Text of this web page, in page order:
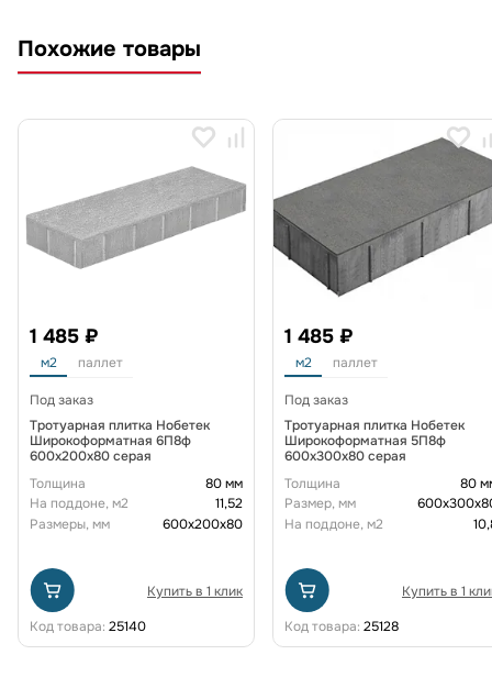
Похожие товары
1 485 ₽
м2 паллет
Под заказ
Тротуарная плитка Нобетек
Широкоформатная 6П8ф
600x200x80 серая
Толщина
80 мм
На поддоне, м2
11,52
Размеры, мм
600х200х80
Купить в 1 клик
Код товара: 25140
1 485 ₽
м2 паллет
Под заказ
Тротуарная плитка Нобетек
Широкоформатная 5П8ф
600x300x80 серая
Толщина
80
Размер, мм
На поддоне, м2
Купить в 1
Код товара: 25128